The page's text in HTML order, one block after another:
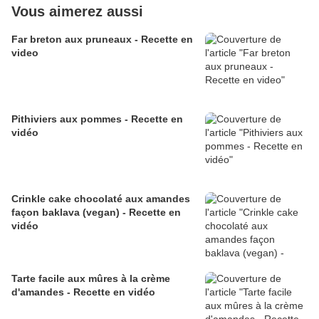
Vous aimerez aussi
Far breton aux pruneaux - Recette en
video
Pithiviers aux pommes - Recette en
vidéo
Crinkle cake chocolaté aux amandes
façon baklava (vegan) - Recette en
vidéo
Tarte facile aux mûres à la crème
d'amandes - Recette en vidéo